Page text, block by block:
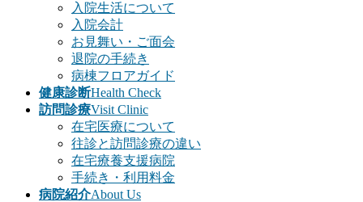
入院生活について
入院会計
お見舞い・ご面会
退院の手続き
病棟フロアガイド
健康診断Health Check
訪問診療Visit Clinic
在宅医療について
往診と訪問診療の違い
在宅療養支援病院
手続き・利用料金
病院紹介About Us